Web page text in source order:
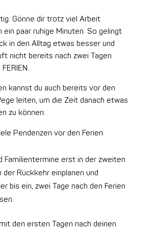
Gönne dir trotz viel Arbeit
ein paar ruhige Minuten. So gelingt
in den Alltag etwas besser und
nicht bereits nach zwei Tagen
kannst du auch bereits vor den
leiten, um die Zeit danach etwas
zu können:
Pendenzen vor den Ferien
Familientermine erst in der zweiten
der Rückkehr einplanen und
bis ein, zwei Tage nach den Ferien
den ersten Tagen nach deinen